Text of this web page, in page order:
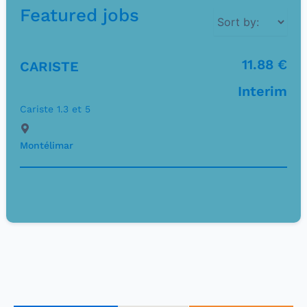
Featured jobs
CARISTE
Cariste 1.3 et 5
11.88 €
Interim
Montélimar